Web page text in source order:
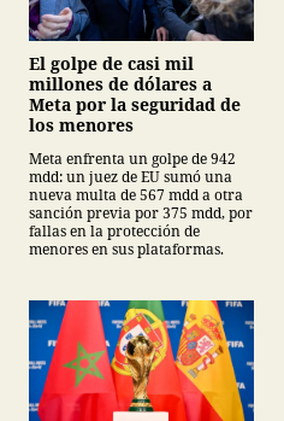
El golpe de casi mil
millones de dólares a
Meta por la seguridad de
los menores
Meta enfrenta un golpe de 942
mdd: un juez de EU sumó una
nueva multa de 567 mdd a otra
sanción previa por 375 mdd, por
fallas en la protección de
menores en sus plataformas.